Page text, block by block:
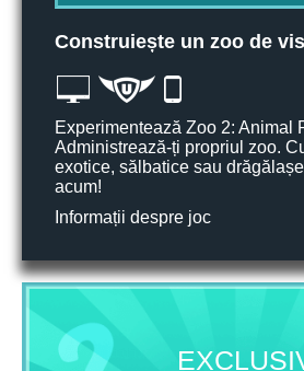
Construiește un zoo de vis
Experimentează Zoo 2: Animal
Administrează-ți propriul zoo.
exotice, sălbatice sau
acum!
Informații despre joc